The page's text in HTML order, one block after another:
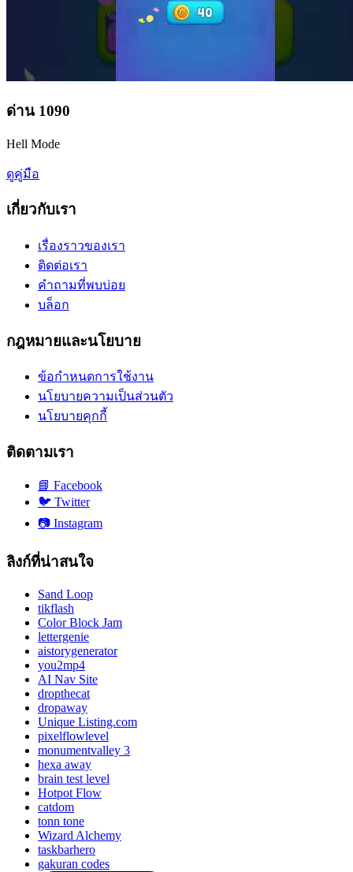
ด่าน 1090
Hell Mode
ดูคู่มือ
เกี่ยวกับเรา
เรื่องราวของเรา
ติดต่อเรา
คำถามที่พบบ่อย
บล็อก
กฎหมายและนโยบาย
ข้อกำหนดการใช้งาน
นโยบายความเป็นส่วนตัว
นโยบายคุกกี้
ติดตามเรา
📘 Facebook
🐦 Twitter
📷 Instagram
ลิงก์ที่น่าสนใจ
Sand Loop
tikflash
Color Block Jam
lettergenie
aistorygenerator
you2mp4
AI Nav Site
dropthecat
dropaway
Unique Listing.com
pixelflowlevel
monumentvalley 3
hexa away
brain test level
Hotpot Flow
catdom
tonn tone
Wizard Alchemy
taskbarhero
gakuran codes